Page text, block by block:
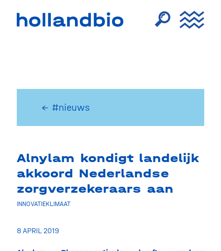
← #nieuws
Alnylam kondigt landelijk
akkoord Nederlandse
zorgverzekeraars aan
INNOVATIEKLIMAAT
8 APRIL 2019